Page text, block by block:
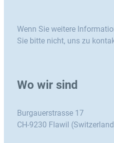
Wenn Sie weitere
Sie bitte nicht, uns zu
Wo wir sind
Burgauerstrasse 17
CH-9230 Flawil